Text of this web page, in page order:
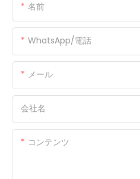
名前
WhatsApp/電話
メール
会社名
コンテンツ